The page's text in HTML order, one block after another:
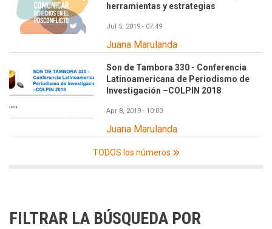
herramientas y estrategias
Jul 5, 2019 - 07:49
Juana Marulanda
Son de Tambora 330 - Conferencia
Latinoamericana de Periodismo de
Investigación –COLPIN 2018
Apr 8, 2019 - 10:00
Juana Marulanda
TODOS los números
FILTRAR LA BÚSQUEDA POR